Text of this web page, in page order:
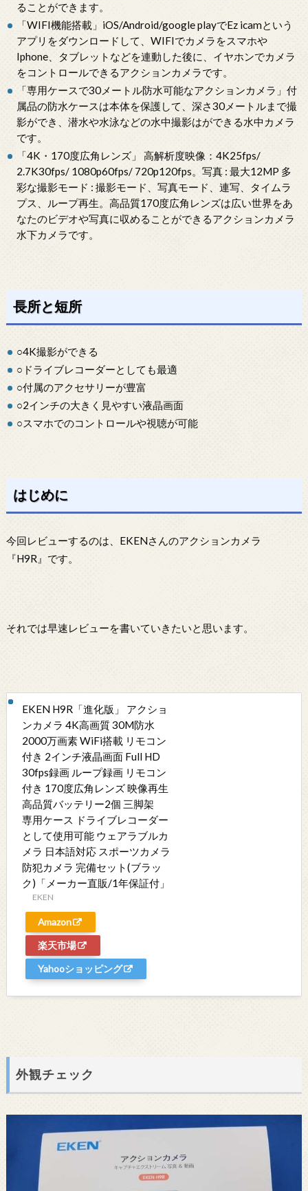
ることができます。
「WIFI機能搭載」iOS/Android/google playでEz icamという
アプリをダウンロードして、WIFIでカメラをスマホや
Iphone、タブレットなどを連動した後に、イヤホンでカメラ
をコントロールできるアクションカメラです。
「専用ケースで30メートル防水可能なアクションカメラ」付
属品の防水ケースは本体を保護して、深さ30メートルまで撮
影ができ、潜水や水泳などの水中撮影はができる水中カメラ
です。
「4K・170度広角レンズ」 高解析度映像：4K25fps/
2.7K30fps/ 1080p60fps/ 720p120fps。写真 : 最大12MP 多
彩な撮影モード : 撮影モード、写真モード、連写、タイムラ
プス、ループ再生。高品質170度広角レンズは広い世界をあ
なたのビデオや写真に収めることができるアクションカメラ
水下カメラです。
長所と短所
○4K撮影ができる
○ドライブレコーダーとしても最適
○付属のアクセサリーが豊富
○2インチの大きく見やすい液晶画面
○スマホでのコントロールや視聴が可能
はじめに
今回レビューするのは、EKENさんのアクションカメラ
『H9R』です。
それでは早速レビューを書いていきたいと思います。
EKEN H9R「進化版」 アクショ
ンカメラ 4K高画質 30M防水
2000万画素 WiFi搭載 リモコン
付き 2インチ液晶画面 Full HD
30fps録画 ループ録画 リモコン
付き 170度広角レンズ 映像再生
高品質バッテリー2個 三脚架
専用ケース ドライブレコーダー
として使用可能 ウェアラブルカ
メラ 日本語対応 スポーツカメラ
防犯カメラ 完備セット(ブラッ
ク)「メーカー直販/1年保証付」
EKEN
Amazon
楽天市場
Yahooショッピング
外観チェック